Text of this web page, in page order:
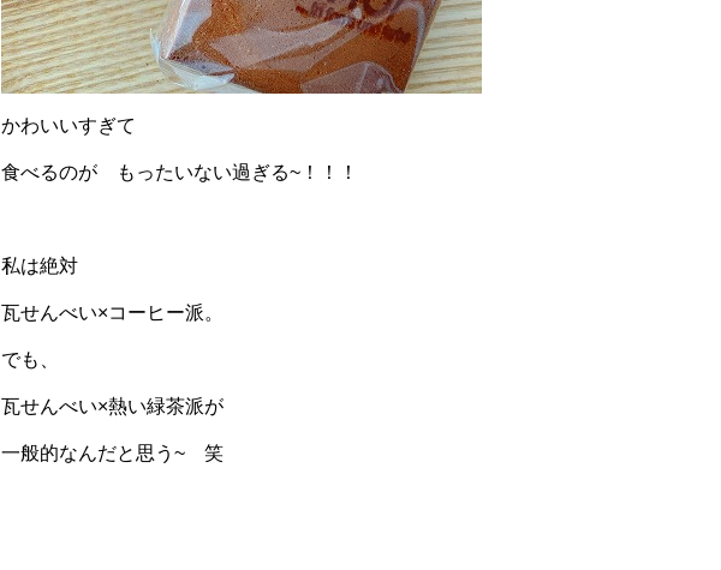
かわいいすぎて
食べるのが もったいない過ぎる~！！！
私は絶対
瓦せんべい×コーヒー派。
でも、
瓦せんべい×熱い緑茶派が
一般的なんだと思う~ 笑